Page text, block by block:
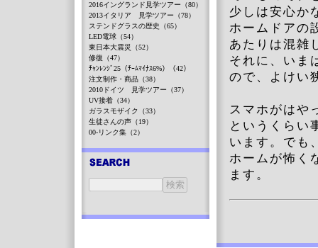
少しは安心か
ホームドアの
あたりは混雑
それに、いま
ので、よけい
スマホがはや
というくらい
います。でも
ホームが怖く
ます。
2016イングランド見学ツアー（80）
2013イタリア 見学ツアー（78）
ステンドグラスの歴史（65）
LED電球（54）
東日本大震災（52）
修復（47）
ﾁｬﾝﾚﾝｼﾞ25（ﾁｰﾑﾏｲﾅｽ6%）（42）
注文制作・商品（38）
2010ドイツ 見学ツアー（37）
UV接着（34）
ガラスモザイク（33）
生徒さんの声（19）
00-リンク集（2）